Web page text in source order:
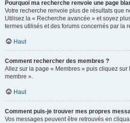
Pourquoi ma recherche renvoie une page
Votre recherche renvoie plus de résultats que
Utilisez la « Recherche avancée » et soyez
termes utilisés et des forums concernés par la
Haut
Comment rechercher des membres ?
Allez sur la page « Membres » puis cliquez sur
membre ».
Haut
Comment puis-je trouver mes propres
Vos messages peuvent être retrouvés en